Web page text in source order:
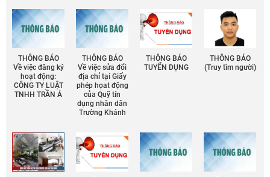
THÔNG BÁO
Về việc đăng ký
hoạt động:
CÔNG TY LUẬT
TNHH TRẦN Á
THÔNG BÁO
Về việc sửa đổi
địa chỉ tại Giấy
phép họat động
của Quỹ tín
dụng nhân dân
Trường Khánh
THÔNG BÁO
TUYỂN DỤNG
THÔNG BÁO
(Truy tìm người)